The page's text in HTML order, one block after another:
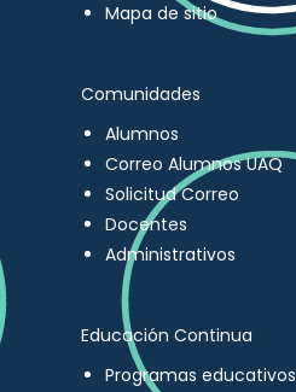
Mapa de sitio
Comunidades
Alumnos
Correo Alumnos UAQ
Solicitud Correo
Docentes
Administrativos
Educación Continua
Programas educativos